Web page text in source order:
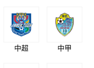
中超 中甲